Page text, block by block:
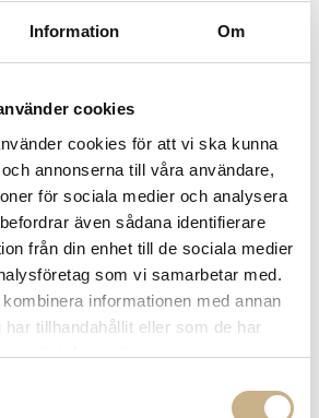
Information Om
cookies
cookies för att vi ska kunna
annonserna till våra användare,
för sociala medier och analysera
även sådana identifierare
från din enhet till de sociala medier
som vi samarbetar med.
informationen med annan
tillhandahållit eller som de har
använt deras tjänster.
LÄGG I VARUKORG
på lagervaror. Läs mer
arbetsdagar på lagervaror
när du registrerar dig för vårt
av större möbler